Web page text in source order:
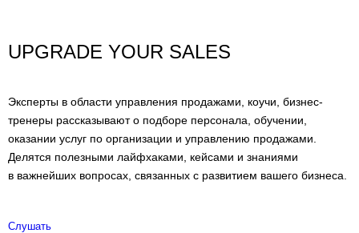
UPGRADE YOUR SALES
Эксперты в области управления продажами, коучи, бизнес-
тренеры рассказывают о подборе персонала, обучении,
оказании услуг по организации и управлению продажами.
Делятся полезными лайфхаками, кейсами и знаниями
в важнейших вопросах, связанных с развитием вашего бизнеса.
Слушать